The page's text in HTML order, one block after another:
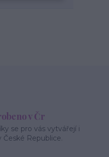
v Čr
se pro vás vytvářejí i
České Republice.